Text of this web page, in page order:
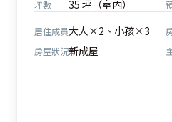
坪數 35 坪（室內）
居住成員大人×2、小孩×3
房屋狀況新成屋